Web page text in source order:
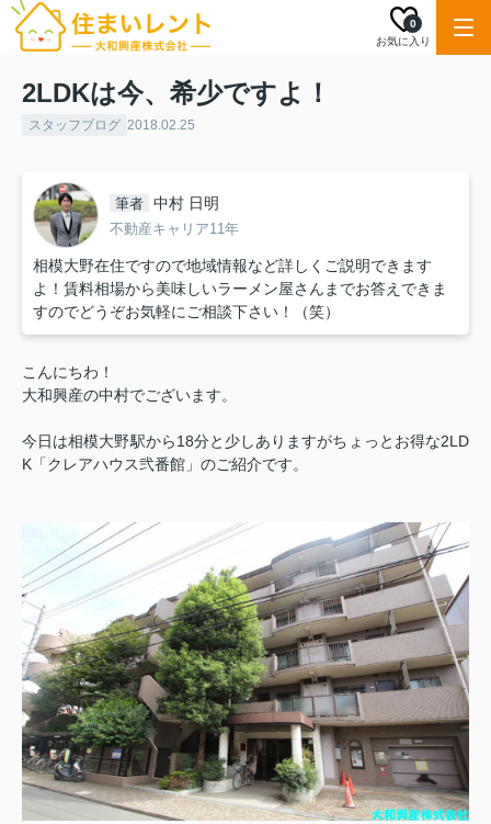
お気に入り
0
2LDKは今、希少ですよ！
スタッフブログ 2018.02.25
筆者 中村 日明
不動産キャリア11年
相模大野在住ですので地域情報など詳しくご説明できます
よ！賃料相場から美味しいラーメン屋さんまでお答えできま
すのでどうぞお気軽にご相談下さい！（笑）
こんにちわ！
大和興産の中村でございます。
今日は相模大野駅から18分と少しありますがちょっとお得な2LD
K「クレアハウス弐番館」のご紹介です。